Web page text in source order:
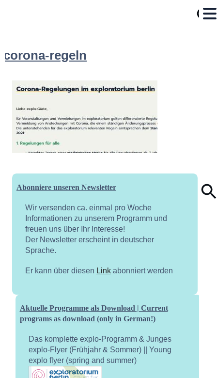
corona-regeln
Abonniere unseren Newsletter
Wir versenden ca. einmal pro Woche
Informationen zu unserem Programm und
freuen uns über Ihr Interesse!
Der Newsletter erscheint in deutscher
Sprache.
Er kann über diesen Linkabonniert werden
Aktuelle Programme als Download | Current
programs as download (only in German!)
Das komplette explo-Programm & Junges
explo-Flyer (Frühjahr & Sommer) || Young
explo flyer (spring and summer)